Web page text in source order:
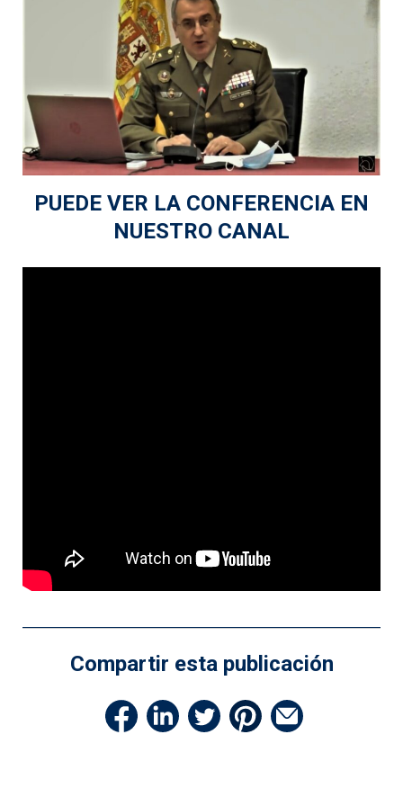
PUEDE VER LA CONFERENCIA EN
NUESTRO CANAL
Compartir esta publicación